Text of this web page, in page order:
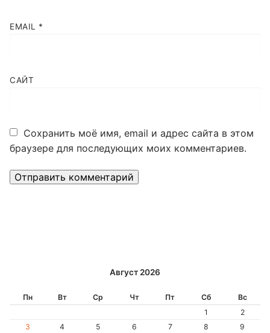
EMAIL *
САЙТ
Сохранить моё имя, email и адрес сайта в этом
браузере для последующих моих комментариев.
Август 2026
Пн Вт Ср Чт Пт Сб
Вс
1
2
3
4 5 6 7 8
9